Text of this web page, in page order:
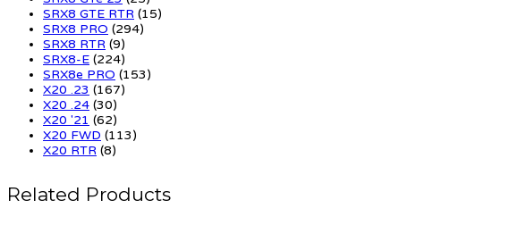
SRX8 GTE RTR (15)
SRX8 PRO (294)
SRX8 RTR (9)
SRX8-E (224)
SRX8e PRO (153)
X20 .23 (167)
X20 .24 (30)
X20 '21 (62)
X20 FWD (113)
X20 RTR (8)
Related Products